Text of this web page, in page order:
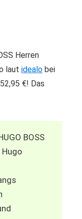
Herren
laut idealo bei
€! Das
BOSS